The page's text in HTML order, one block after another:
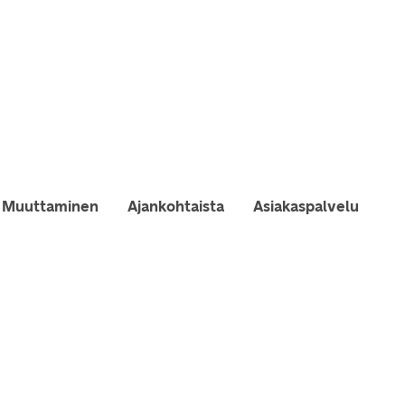
Muuttaminen Ajankohtaista Asiakaspalvelu